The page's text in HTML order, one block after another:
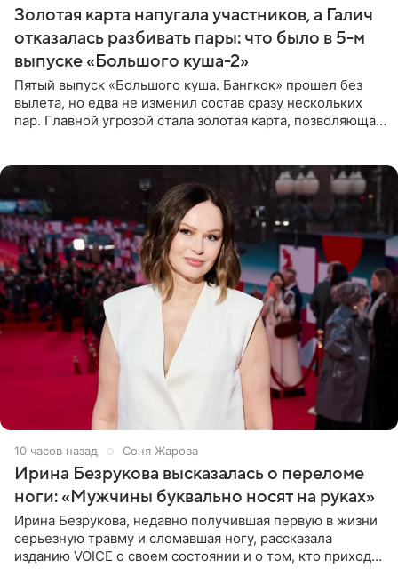
Золотая карта напугала участников, а Галич
отказалась разбивать пары: что было в 5-м
выпуске «Большого куша-2»
Пятый выпуск «Большого куша. Бангкок» прошел без
вылета, но едва не изменил состав сразу нескольких
пар. Главной угрозой стала золотая карта, позволяющая
10 часов назад Соня Жарова
Ирина Безрукова высказалась о переломе
ноги: «Мужчины буквально носят на руках»
Ирина Безрукова, недавно получившая первую в жизни
серьезную травму и сломавшая ногу, рассказала
изданию VOICE о своем состоянии и о том, кто приходит